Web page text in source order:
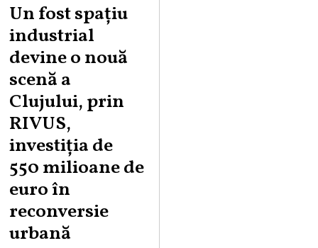
Un fost spațiu
industrial
devine o nouă
scenă a
Clujului, prin
RIVUS,
investiția de
550 milioane de
euro în
reconversie
urbană